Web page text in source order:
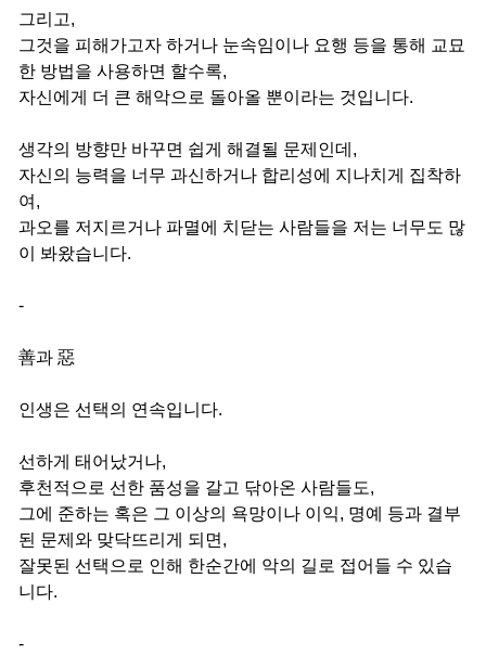
그리고,
그것을 피해가고자 하거나 눈속임이나 요행 등을 통해 교묘
한 방법을 사용하면 할수록,
자신에게 더 큰 해악으로 돌아올 뿐이라는 것입니다.
생각의 방향만 바꾸면 쉽게 해결될 문제인데,
자신의 능력을 너무 과신하거나 합리성에 지나치게 집착하
여,
과오를 저지르거나 파멸에 치닫는 사람들을 저는 너무도 많
이 봐왔습니다.
-
善과 惡
인생은 선택의 연속입니다.
선하게 태어났거나,
후천적으로 선한 품성을 갈고 닦아온 사람들도,
그에 준하는 혹은 그 이상의 욕망이나 이익, 명예 등과 결부
된 문제와 맞닥뜨리게 되면,
잘못된 선택으로 인해 한순간에 악의 길로 접어들 수 있습
니다.
-